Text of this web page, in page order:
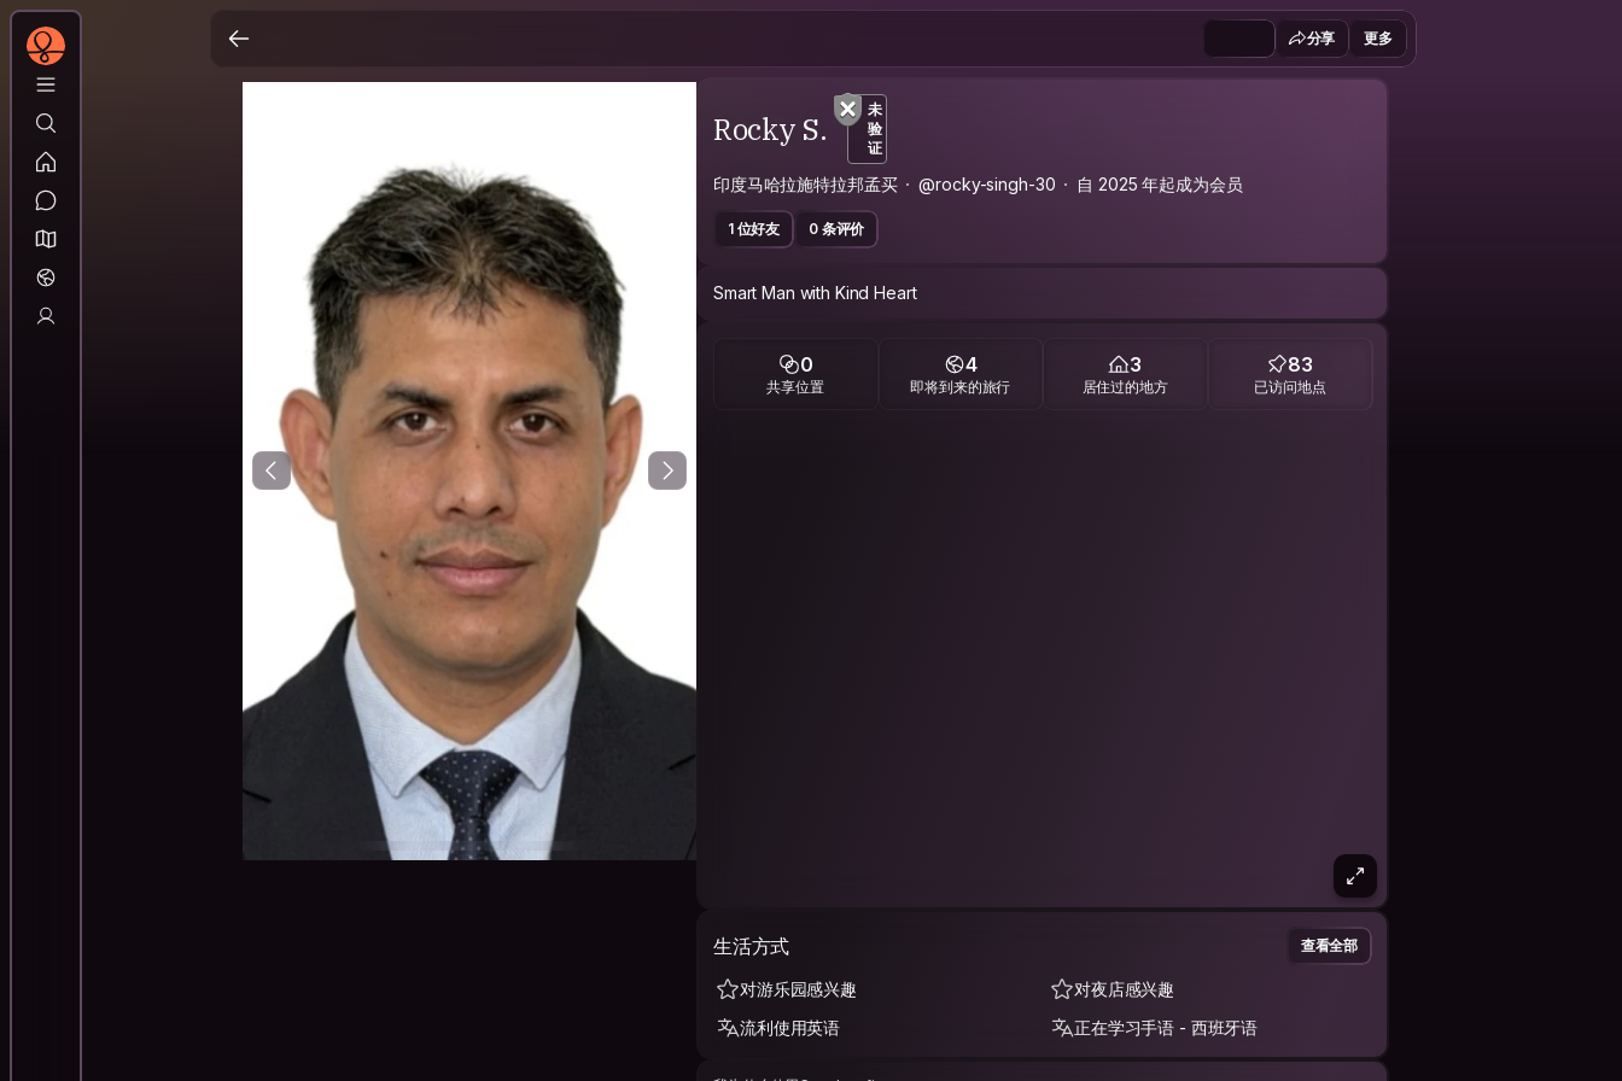
分享 更多
Rocky S.
未
验
证
印度马哈拉施特拉邦孟买 @rocky-singh-30 自 2025 年起成为会员
1 位好友 0 条评价
Smart Man with Kind Heart
0
共享位置
4
即将到来的旅行
3
居住过的地方
83
已访问地点
生活方式 查看全部
对游乐园感兴趣
对夜店感兴趣
流利使用英语
正在学习手语 - 西班牙语